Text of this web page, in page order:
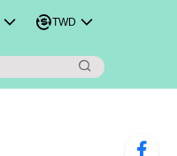
TWD